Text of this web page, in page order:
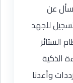
عن
للجهد
الستائر
الذكية
وأعدنا